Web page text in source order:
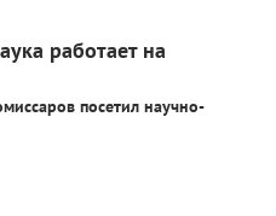
работает на
посетил научно-